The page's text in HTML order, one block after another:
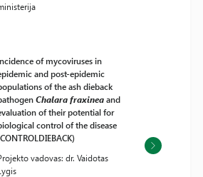
of mycoviruses in
and post-epidemic
of the ash dieback
Chalara fraxineaand
of their potential for
control of the disease
vadovas: dr. Vaidotas